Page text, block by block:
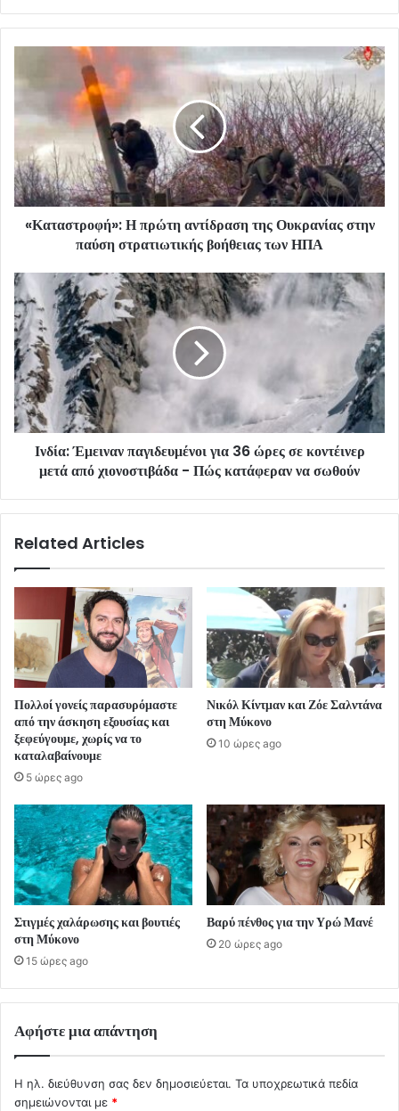
«Καταστροφή»: Η πρώτη αντίδραση της Ουκρανίας στην
παύση στρατιωτικής βοήθειας των ΗΠΑ
Ινδία: Έμειναν παγιδευμένοι για 36 ώρες σε κοντέινερ
μετά από χιονοστιβάδα - Πώς κατάφεραν να σωθούν
Related Articles
Πολλοί γονείς παρασυρόμαστε
από την άσκηση εξουσίας και
ξεφεύγουμε, χωρίς να το
καταλαβαίνουμε
5 ώρες ago
Νικόλ Κίντμαν και Ζόε Σαλντάνα
στη Μύκονο
10 ώρες ago
Στιγμές χαλάρωσης και βουτιές
στη Μύκονο
15 ώρες ago
Βαρύ πένθος για την Υρώ Μανέ
20 ώρες ago
Αφήστε μια απάντηση
Η ηλ. διεύθυνση σας δεν δημοσιεύεται. Τα υποχρεωτικά πεδία
σημειώνονται με *